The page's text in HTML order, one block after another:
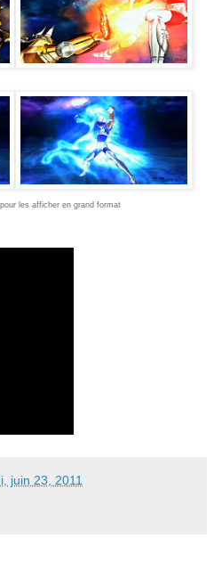
les afficher en grand format
juin 23, 2011